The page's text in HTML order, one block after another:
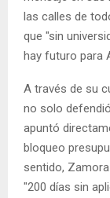
las calles de
que "sin
hay futuro para
A través de su
no solo
apuntó
bloqueo
sentido,
"200 días sin